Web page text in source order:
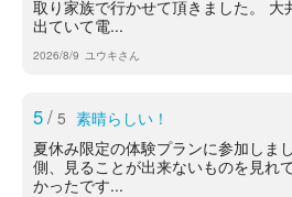
取り家族で行かせて頂きました。 大
出ていて電...
2026/8/9 ユウキさん
5/ 5 素晴らしい！
夏休み限定の体験プランに参加しま
側、見ることが出来ないものを見れ
かったです...